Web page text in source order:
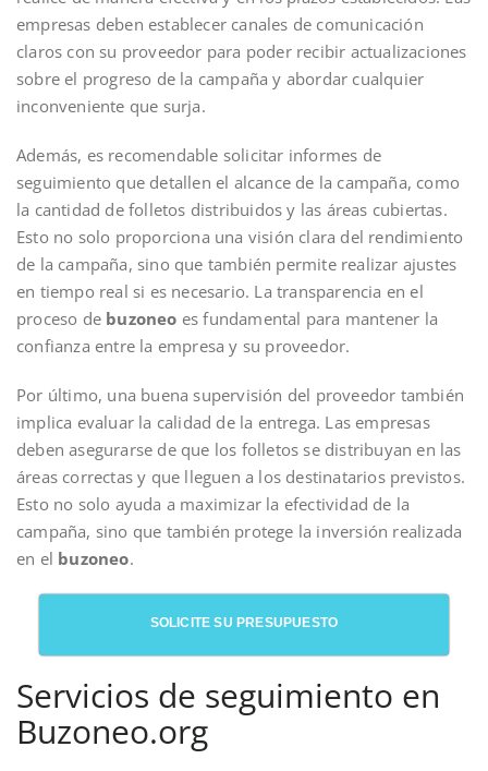
empresas deben establecer canales de comunicación
claros con su proveedor para poder recibir actualizaciones
sobre el progreso de la campaña y abordar cualquier
inconveniente que surja.
Además, es recomendable solicitar informes de
seguimiento que detallen el alcance de la campaña, como
la cantidad de folletos distribuidos y las áreas cubiertas.
Esto no solo proporciona una visión clara del rendimiento
de la campaña, sino que también permite realizar ajustes
en tiempo real si es necesario. La transparencia en el
proceso de buzoneo es fundamental para mantener la
confianza entre la empresa y su proveedor.
Por último, una buena supervisión del proveedor también
implica evaluar la calidad de la entrega. Las empresas
deben asegurarse de que los folletos se distribuyan en las
áreas correctas y que lleguen a los destinatarios previstos.
Esto no solo ayuda a maximizar la efectividad de la
campaña, sino que también protege la inversión realizada
en el buzoneo.
SOLICITE SU PRESUPUESTO
Servicios de seguimiento en
Buzoneo.org